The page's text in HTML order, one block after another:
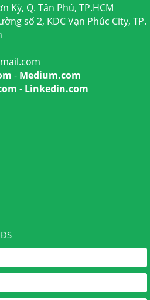
Kỳ, Q. Tân Phú, TP.HCM
số 2, KDC Vạn Phúc City, TP.
- Medium.com
- Linkedin.com